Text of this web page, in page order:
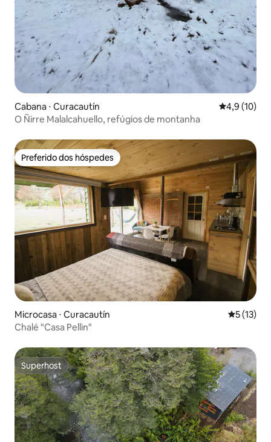
Cabana ⋅ Curacautín 4,9 de uma
4,9 (10)
O Ñirre Malalcahuello, refúgios de montanha
Preferido dos hóspedes
Preferido dos hóspedes
Microcasa ⋅ Curacautín 5 de uma
5 (13)
Chalé "Casa Pellin"
Superhost
Superhost